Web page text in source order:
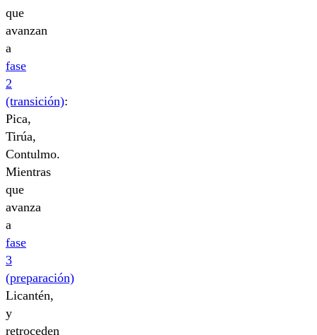
que
avanzan
a
fase
2
(transición):
Pica,
Tirúa,
Contulmo.
Mientras
que
avanza
a
fase
3
(preparación)
Licantén,
y
retroceden